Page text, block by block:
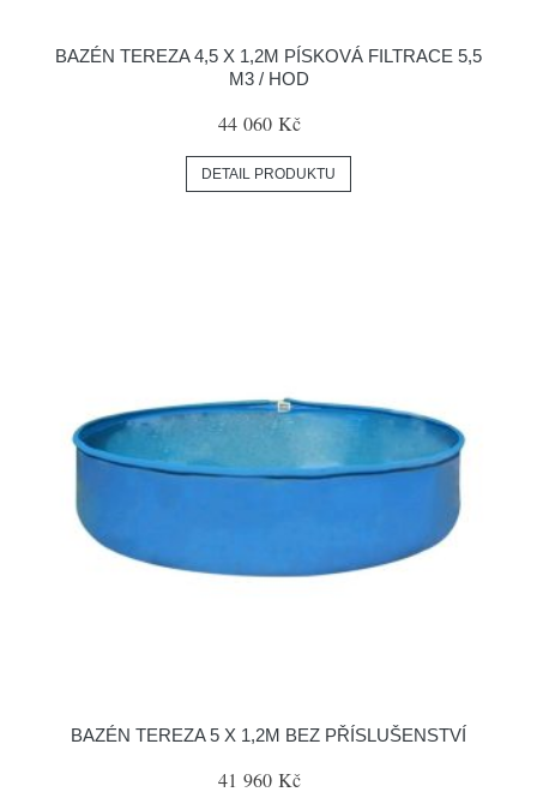
BAZÉN TEREZA 4,5 X 1,2M PÍSKOVÁ FILTRACE 5,5
M3 / HOD
44 060 Kč
DETAIL PRODUKTU
BAZÉN TEREZA 5 X 1,2M BEZ PŘÍSLUŠENSTVÍ
41 960 Kč